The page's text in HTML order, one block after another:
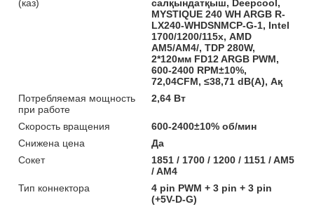
(каз)
салқындатқыш, Deepcool,
MYSTIQUE 240 WH ARGB R-
LX240-WHDSNMCP-G-1, Intel
1700/1200/115х, AMD
AM5/AM4/, TDP 280W,
2*120мм FD12 ARGB PWM,
600-2400 RPM±10%,
72,04CFM, ≤38,71 dB(A), Ақ
Потребляемая мощность
при работе
2,64 Вт
Скорость вращения
600-2400±10% об/мин
Снижена цена
Да
Сокет
1851 / 1700 / 1200 / 1151 / AM5
/ AM4
Тип коннектора
4 pin PWM + 3 pin + 3 pin
(+5V-D-G)